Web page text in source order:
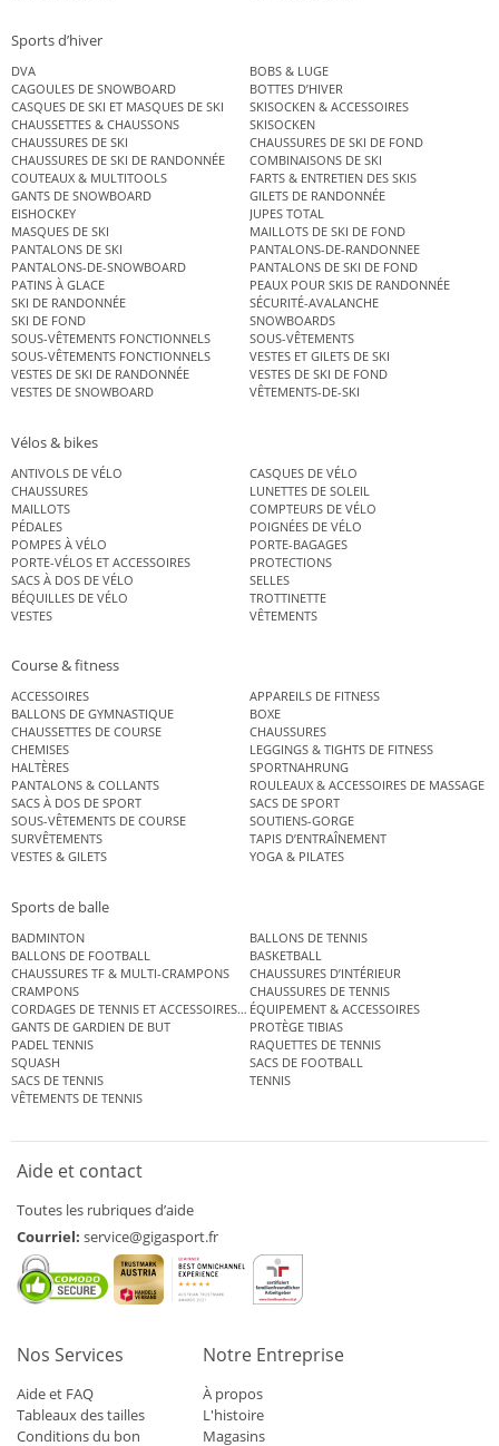
Sports d’hiver
DVA
BOBS & LUGE
CAGOULES DE SNOWBOARD
BOTTES D’HIVER
CASQUES DE SKI ET MASQUES DE SKI
SKISOCKEN & ACCESSOIRES
CHAUSSETTES & CHAUSSONS
SKISOCKEN
CHAUSSURES DE SKI
CHAUSSURES DE SKI DE FOND
CHAUSSURES DE SKI DE RANDONNÉE
COMBINAISONS DE SKI
COUTEAUX & MULTITOOLS
FARTS & ENTRETIEN DES SKIS
GANTS DE SNOWBOARD
GILETS DE RANDONNÉE
EISHOCKEY
JUPES TOTAL
MASQUES DE SKI
MAILLOTS DE SKI DE FOND
PANTALONS DE SKI
PANTALONS-DE-RANDONNEE
PANTALONS-DE-SNOWBOARD
PANTALONS DE SKI DE FOND
PATINS À GLACE
PEAUX POUR SKIS DE RANDONNÉE
SKI DE RANDONNÉE
SÉCURITÉ-AVALANCHE
SKI DE FOND
SNOWBOARDS
SOUS-VÊTEMENTS FONCTIONNELS
SOUS-VÊTEMENTS
SOUS-VÊTEMENTS FONCTIONNELS
VESTES ET GILETS DE SKI
VESTES DE SKI DE RANDONNÉE
VESTES DE SKI DE FOND
VESTES DE SNOWBOARD
VÊTEMENTS-DE-SKI
Vélos & bikes
ANTIVOLS DE VÉLO
CASQUES DE VÉLO
CHAUSSURES
LUNETTES DE SOLEIL
MAILLOTS
COMPTEURS DE VÉLO
PÉDALES
POIGNÉES DE VÉLO
POMPES À VÉLO
PORTE-BAGAGES
PORTE-VÉLOS ET ACCESSOIRES
PROTECTIONS
SACS À DOS DE VÉLO
SELLES
BÉQUILLES DE VÉLO
TROTTINETTE
VESTES
VÊTEMENTS
Course & fitness
ACCESSOIRES
APPAREILS DE FITNESS
BALLONS DE GYMNASTIQUE
BOXE
CHAUSSETTES DE COURSE
CHAUSSURES
CHEMISES
LEGGINGS & TIGHTS DE FITNESS
HALTÈRES
SPORTNAHRUNG
PANTALONS & COLLANTS
ROULEAUX & ACCESSOIRES DE MASSAGE
SACS À DOS DE SPORT
SACS DE SPORT
SOUS-VÊTEMENTS DE COURSE
SOUTIENS-GORGE
SURVÊTEMENTS
TAPIS D’ENTRAÎNEMENT
VESTES & GILETS
YOGA & PILATES
Sports de balle
BADMINTON
BALLONS DE TENNIS
BALLONS DE FOOTBALL
BASKETBALL
CHAUSSURES TF & MULTI-CRAMPONS
CHAUSSURES D’INTÉRIEUR
CRAMPONS
CHAUSSURES DE TENNIS
CORDAGES DE TENNIS ET ACCESSOIRES DE TENNISÉQUIPEMENT & ACCESSOIRES
GANTS DE GARDIEN DE BUT
PROTÈGE TIBIAS
PADEL TENNIS
RAQUETTES DE TENNIS
SQUASH
SACS DE FOOTBALL
SACS DE TENNIS
TENNIS
VÊTEMENTS DE TENNIS
Aide et contact
Toutes les rubriques d’aide
Courriel: service@gigasport.fr
Nos Services
Aide et FAQ
Tableaux des tailles
Conditions du bon
Notre Entreprise
À propos
L'histoire
Magasins